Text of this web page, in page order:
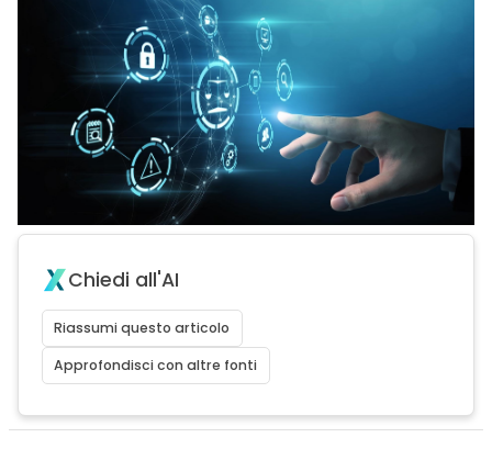
Chiedi all'AI
Riassumi questo articolo
Approfondisci con altre fonti